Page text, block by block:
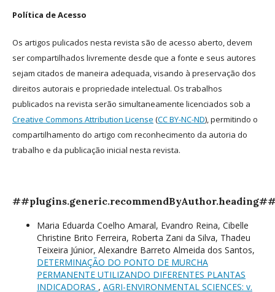
Política de Acesso
Os artigos pulicados nesta revista são de acesso aberto, devem
ser compartilhados livremente desde que a fonte e seus autores
sejam citados de maneira adequada, visando à preservação dos
direitos autorais e propriedade intelectual. Os trabalhos
publicados na revista serão simultaneamente licenciados sob a
Creative Commons Attribution License (CC BY-NC-ND), permitindo o
compartilhamento do artigo com reconhecimento da autoria do
trabalho e da publicação inicial nesta revista.
Maria Eduarda Coelho Amaral, Evandro Reina, Cibelle
Christine Brito Ferreira, Roberta Zani da Silva, Thadeu
Teixeira Júnior, Alexandre Barreto Almeida dos Santos,
DETERMINAÇÃO DO PONTO DE MURCHA
PERMANENTE UTILIZANDO DIFERENTES PLANTAS
INDICADORAS , AGRI-ENVIRONMENTAL SCIENCES: v.